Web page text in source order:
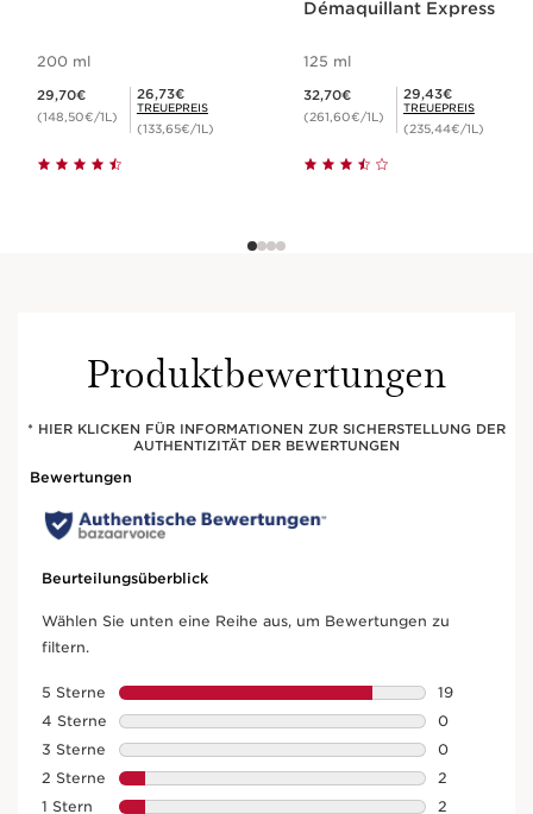
200 ml
29,70€
(148,50€/1L)
Mitgliederpreis 26,73€
26,73€
TREUEPREIS
(133,65€/1L)
Démaquillant Express
125 ml
32,70€
(261,60€/1L)
Mitgliederpreis 29,43€
29,43€
TREUEPREIS
(235,44€/1L)
Produktbewertungen
* HIER KLICKEN FÜR INFORMATIONEN ZUR SICHERSTELLUNG DER
AUTHENTIZITÄT DER BEWERTUNGEN